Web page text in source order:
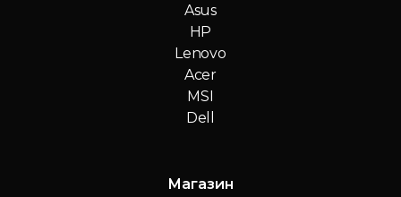
Asus
HP
Lenovo
Acer
MSI
Dell
Магазин